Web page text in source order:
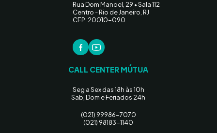
Rua Dom Manoel, 29 • Sala 112
Centro - Rio de Janeiro, RJ
CEP: 20010-090
CALL CENTER MÚTUA
Seg a Sex das 18h às 10h
Sab, Dom e Feriados 24h
(021) 99986-7070
(021) 98183-1140